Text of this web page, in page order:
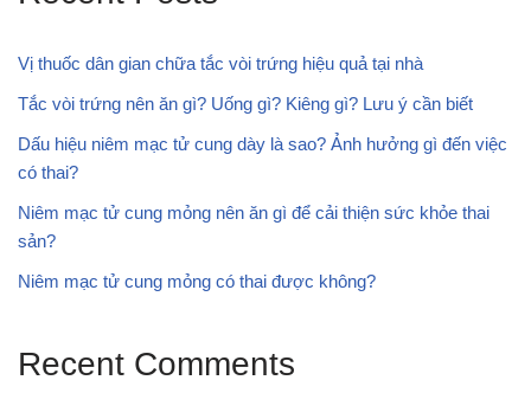
Vị thuốc dân gian chữa tắc vòi trứng hiệu quả tại nhà
Tắc vòi trứng nên ăn gì? Uống gì? Kiêng gì? Lưu ý cần biết
Dấu hiệu niêm mạc tử cung dày là sao? Ảnh hưởng gì đến việc
có thai?
Niêm mạc tử cung mỏng nên ăn gì để cải thiện sức khỏe thai
sản?
Niêm mạc tử cung mỏng có thai được không?
Recent Comments